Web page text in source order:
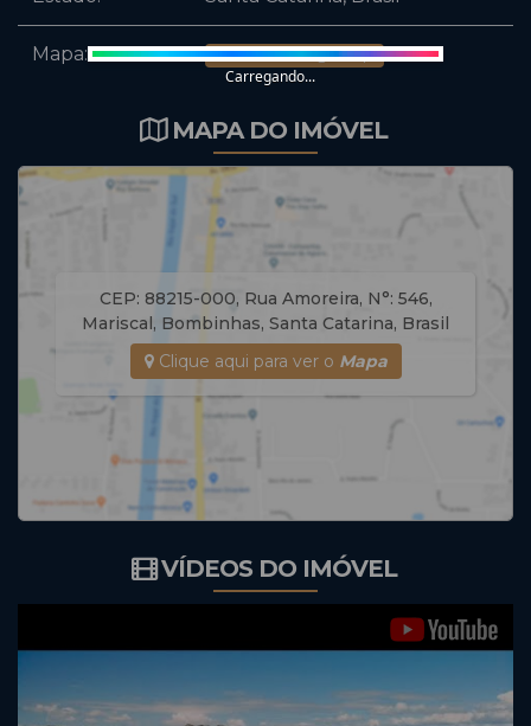
Mapa: Abrir no Google Maps
MAPA DO IMÓVEL
CEP: 88215-000, Rua Amoreira, N°: 546,
Mariscal, Bombinhas, Santa Catarina, Brasil
Clique aqui para ver o Mapa
VÍDEOS DO IMÓVEL
Carregando...